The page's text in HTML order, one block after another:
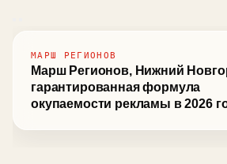
МАРШ РЕГИОНОВ
Марш Регионов, Нижний
гарантированная формула
окупаемости рекламы в 2026